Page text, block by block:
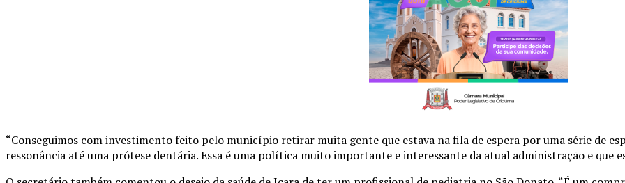
“Conseguimos com investimento feito pelo município retirar muita gente que estava na fila de espera por uma série de
ressonância até uma prótese dentária. Essa é uma política muito importante e interessante da atual administração e que